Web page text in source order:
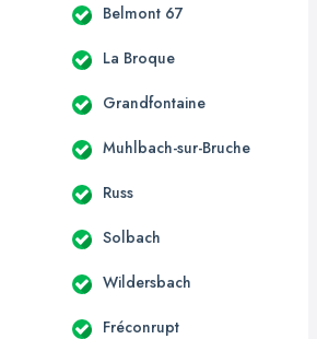
Belmont 67
La Broque
Grandfontaine
Muhlbach-sur-Bruche
Russ
Solbach
Wildersbach
Fréconrupt